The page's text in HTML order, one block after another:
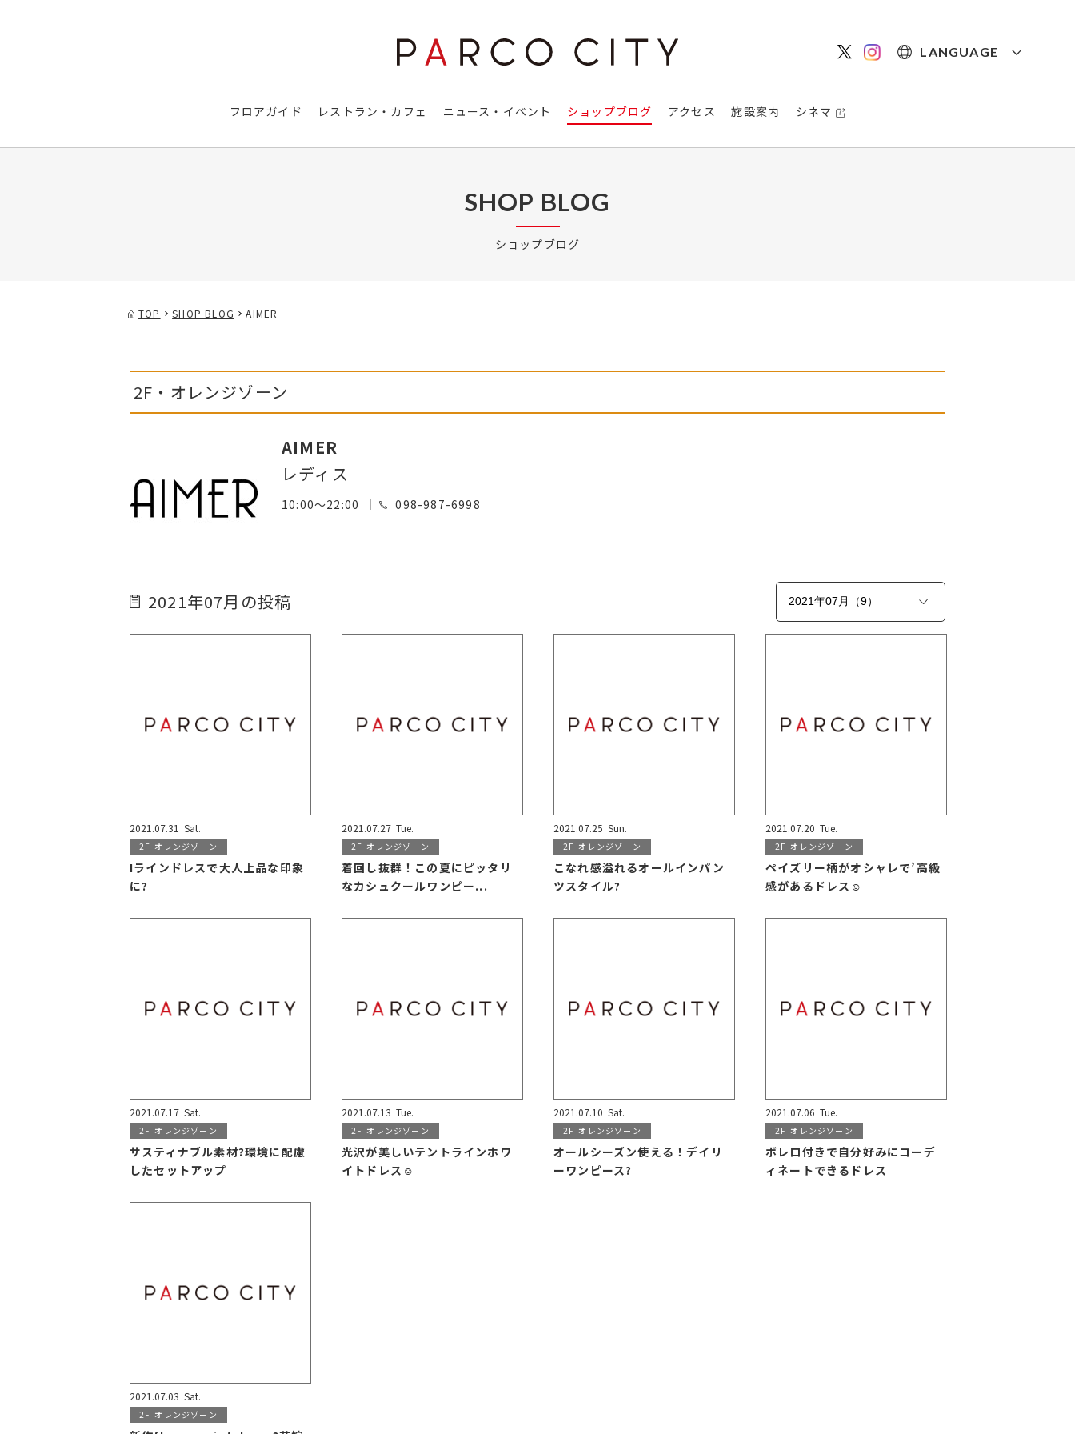
LANGUAGE
フロアガイド レストラン・カフェ ニュース・イベント ショップブログ アクセス 施設案内 シネマ
SHOP BLOG
ショップブログ
TOP SHOP BLOG AIMER
2F・オレンジゾーン
AIMER
レディス
10:00～22:00 098-987-6998
2021年07月の投稿
2021.07.31 Sat.
2F オレンジゾーン
Iラインドレスで大人上品な印象
に?
2021.07.27 Tue.
2F オレンジゾーン
着回し抜群！この夏にピッタリ
なカシュクールワンピー...
2021.07.25 Sun.
2F オレンジゾーン
こなれ感溢れるオールインパン
ツスタイル?
2021.07.20 Tue.
2F オレンジゾーン
ペイズリー柄がオシャレで’高級
感があるドレス☺️
2021.07.17 Sat.
2F オレンジゾーン
サスティナブル素材?環境に配慮
したセットアップ
2021.07.13 Tue.
2F オレンジゾーン
光沢が美しいテントラインホワ
イトドレス☺️
2021.07.10 Sat.
2F オレンジゾーン
オールシーズン使える！デイリ
ーワンピース?
2021.07.06 Tue.
2F オレンジゾーン
ボレロ付きで自分好みにコーデ
ィネートできるドレス
2021.07.03 Sat.
2F オレンジゾーン